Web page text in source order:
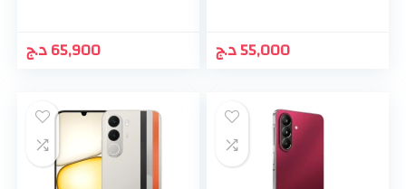
65,900د.ج 55,000د.ج